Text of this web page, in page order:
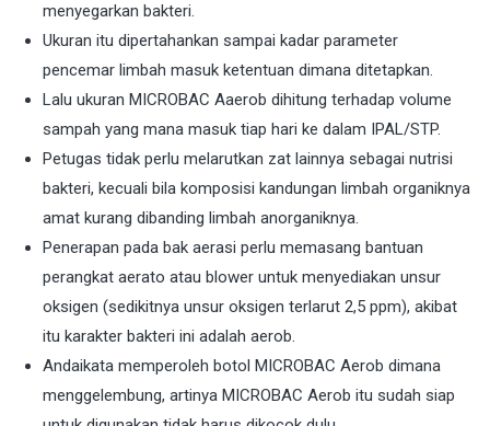
menyegarkan bakteri.
Ukuran itu dipertahankan sampai kadar parameter
pencemar limbah masuk ketentuan dimana ditetapkan.
Lalu ukuran MICROBAC Aaerob dihitung terhadap volume
sampah yang mana masuk tiap hari ke dalam IPAL/STP.
Petugas tidak perlu melarutkan zat lainnya sebagai nutrisi
bakteri, kecuali bila komposisi kandungan limbah organiknya
amat kurang dibanding limbah anorganiknya.
Penerapan pada bak aerasi perlu memasang bantuan
perangkat aerato atau blower untuk menyediakan unsur
oksigen (sedikitnya unsur oksigen terlarut 2,5 ppm), akibat
itu karakter bakteri ini adalah aerob.
Andaikata memperoleh botol MICROBAC Aerob dimana
menggelembung, artinya MICROBAC Aerob itu sudah siap